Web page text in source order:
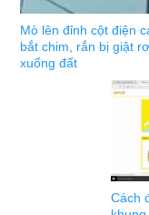
Mò lên đỉnh cột điện
bắt chim, rắn bị giật
xuống đất
Cách